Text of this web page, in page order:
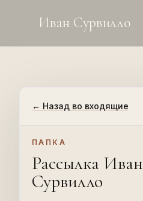
Иван Сурвилло
← Назад во входящие
ПАПКА
Рассылка Иван
Сурвилло